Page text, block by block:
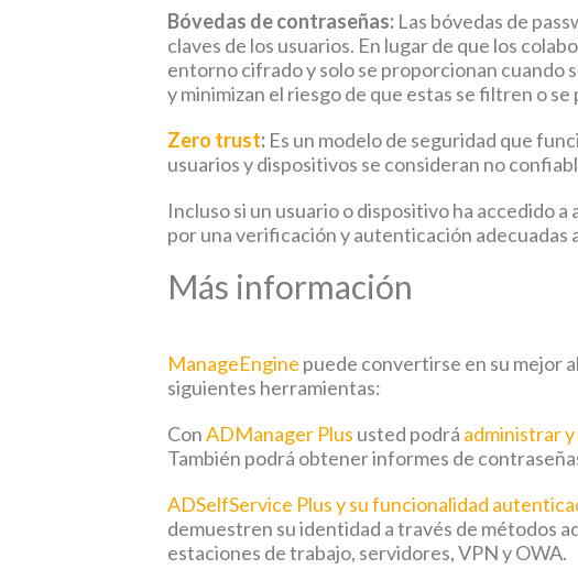
Bóvedas de contraseñas: Las bóvedas de
claves de los usuarios. En lugar de que los
entorno cifrado y solo se proporcionan cuando
y minimizan el riesgo de que estas se filtren o se
Zero trust: Es un modelo de seguridad que
usuarios y dispositivos se consideran no
Incluso si un usuario o dispositivo ha accedido
por una verificación y autenticación adecuadas
Más información
ManageEngine puede convertirse en su mejor
siguientes herramientas:
ConADManager Plus usted podrá administrar
También podrá obtener informes de
ADSelfService Plus y su funcionalidad
demuestren su identidad a través de métodos
estaciones de trabajo, servidores, VPN y OWA.